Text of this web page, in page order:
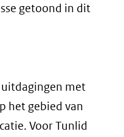
getoond in dit
met
het gebied van
Voor Tunlid